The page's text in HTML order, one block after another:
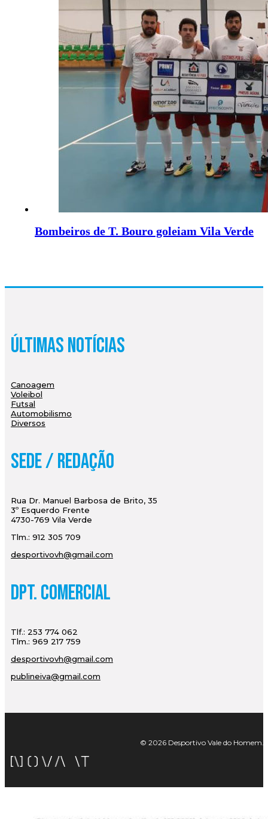
Bombeiros de T. Bouro goleiam Vila Verde
Últimas Notícias
Canoagem
Voleibol
Futsal
Automobilismo
Diversos
Sede / Redação
Rua Dr. Manuel Barbosa de Brito, 35
3º Esquerdo Frente
4730-769 Vila Verde
Tlm.: 912 305 709
desportivovh@gmail.com
Dpt. Comercial
Tlf.: 253 774 062
Tlm.: 969 217 759
desportivovh@gmail.com
publineiva@gmail.com
© 2026 Desportivo Vale do Homem.